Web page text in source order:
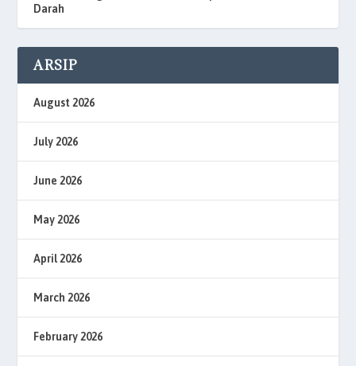
Darah
ARSIP
August 2026
July 2026
June 2026
May 2026
April 2026
March 2026
February 2026